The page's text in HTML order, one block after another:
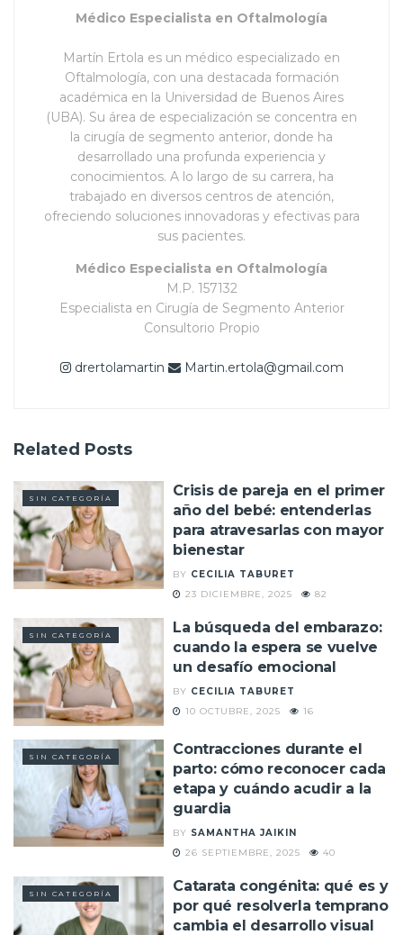
Médico Especialista en Oftalmología
Martín Ertola es un médico especializado en
Oftalmología, con una destacada formación
académica en la Universidad de Buenos Aires
(UBA). Su área de especialización se concentra en
la cirugía de segmento anterior, donde ha
desarrollado una profunda experiencia y
conocimientos. A lo largo de su carrera, ha
trabajado en diversos centros de atención,
ofreciendo soluciones innovadoras y efectivas para
sus pacientes.
Médico Especialista en Oftalmología
M.P. 157132
Especialista en Cirugía de Segmento Anterior
Consultorio Propio
drertolamartin Martin.ertola@gmail.com
Related Posts
SIN CATEGORÍA
Crisis de pareja en el primer
año del bebé: entenderlas
para atravesarlas con mayor
bienestar
BY CECILIA TABURET
23 DICIEMBRE, 2025
82
SIN CATEGORÍA
La búsqueda del embarazo:
cuando la espera se vuelve
un desafío emocional
BY CECILIA TABURET
10 OCTUBRE, 2025
16
SIN CATEGORÍA
Contracciones durante el
parto: cómo reconocer cada
etapa y cuándo acudir a la
guardia
BY SAMANTHA JAIKIN
26 SEPTIEMBRE, 2025
40
SIN CATEGORÍA
Catarata congénita: qué es y
por qué resolverla temprano
cambia el desarrollo visual